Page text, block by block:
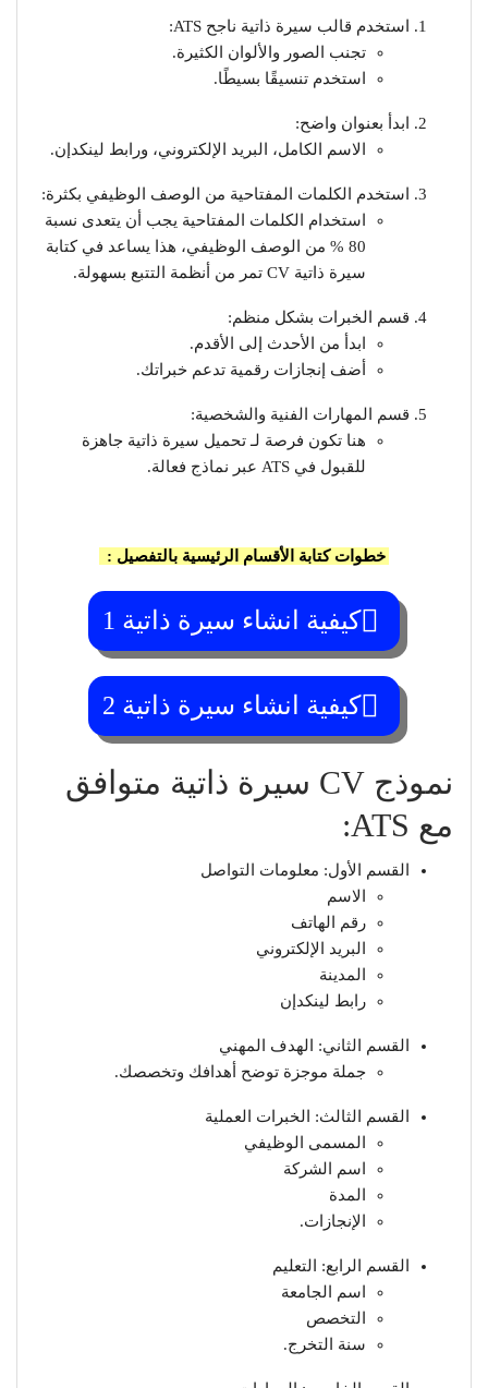
استخدم قالب سيرة ذاتية ناجح ATS:
تجنب الصور والألوان الكثيرة.
استخدم تنسيقًا بسيطًا.
ابدأ بعنوان واضح:
الاسم الكامل، البريد الإلكتروني، ورابط لينكدإن.
استخدم الكلمات المفتاحية من الوصف الوظيفي بكثرة:
استخدام الكلمات المفتاحية يجب أن يتعدى نسبة
80 % من الوصف الوظيفي، هذا يساعد في كتابة
سيرة ذاتية CV تمر من أنظمة التتبع بسهولة.
قسم الخبرات بشكل منظم:
ابدأ من الأحدث إلى الأقدم.
أضف إنجازات رقمية تدعم خبراتك.
قسم المهارات الفنية والشخصية:
هنا تكون فرصة لـ تحميل سيرة ذاتية جاهزة
للقبول في ATS عبر نماذج فعالة.
خطوات كتابة الأقسام الرئيسية بالتفصيل :
كيفية انشاء سيرة ذاتية 1
كيفية انشاء سيرة ذاتية 2
نموذج CV سيرة ذاتية متوافق
مع ATS:
القسم الأول: معلومات التواصل
الاسم
رقم الهاتف
البريد الإلكتروني
المدينة
رابط لينكدإن
القسم الثاني: الهدف المهني
جملة موجزة توضح أهدافك وتخصصك.
القسم الثالث: الخبرات العملية
المسمى الوظيفي
اسم الشركة
المدة
الإنجازات.
القسم الرابع: التعليم
اسم الجامعة
التخصص
سنة التخرج.